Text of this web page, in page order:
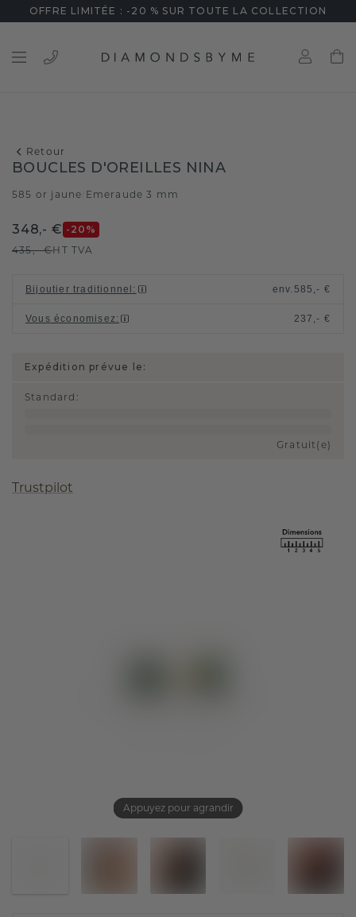
OFFRE LIMITÉE : -20 % SUR TOUTE LA COLLECTION
Retour
Appuyez pour agrandir
BOUCLES D'OREILLES NINA
585 or jaune Emeraude 3 mm
348,- € -20 %
435,- €HT TVA
Bijoutier traditionnel : env. 585,- €
Vous économisez: 237,- €
Expédition prévue le:
Standard :
Gratuit(e)
Trustpilot